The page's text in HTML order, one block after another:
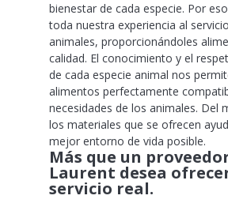
bienestar de cada especie. Por
toda nuestra experiencia al
animales, proporcionándoles
calidad. El conocimiento y el
de cada especie animal nos
alimentos perfectamente
necesidades de los animales. Del
los materiales que se ofrecen
mejor entorno de vida posible.
Más que un
Laurent desea
servicio real.